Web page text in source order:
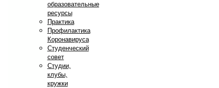
образовательные
ресурсы
Практика
Профилактика
Коронавируса
Студенческий
совет
Студии,
клубы,
кружки